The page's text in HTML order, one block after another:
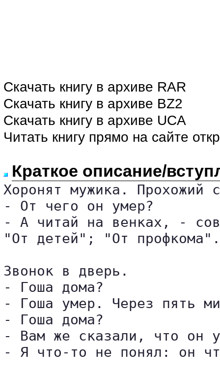
Скачать книгу в архиве RAR
Скачать книгу в архиве BZ2
Скачать книгу в архиве UCA
Читать книгу прямо на сайте
Краткое описание/
Хоронят мужика. Прохожий
- От чего он умер?
- А читай на венках, -
"От детей"; "От профкома".
Звонок в дверь.
- Гоша дома?
- Гоша умер. Через пять
- Гоша дома?
- Вам же сказали, что он
- Я что-то не понял: он